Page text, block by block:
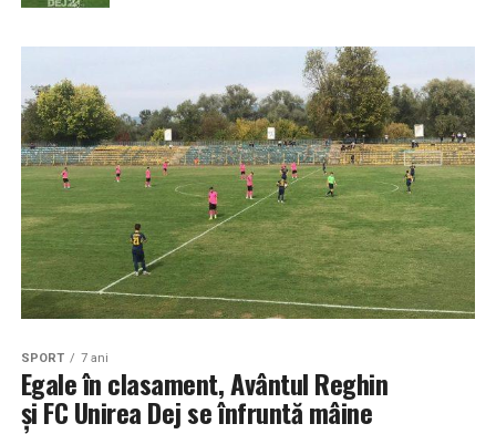
SPORT 7 ani
Egale în clasament, Avântul Reghin
și FC Unirea Dej se înfruntă mâine